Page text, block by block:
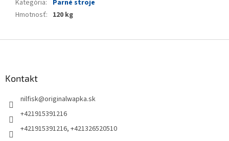
Kategória:
Parné stroje
Hmotnosť: 120 kg
Kontakt
nilfisk@originalwapka.sk
+421915391216
+421915391216, +421326520510